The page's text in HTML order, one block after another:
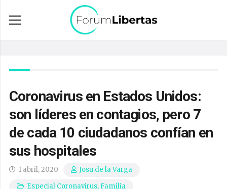
Coronavirus en Estados Unidos:
son líderes en contagios, pero 7
de cada 10 ciudadanos confían en
sus hospitales
1 abril, 2020
Josu de la Varga
Especial Coronavirus, Familia